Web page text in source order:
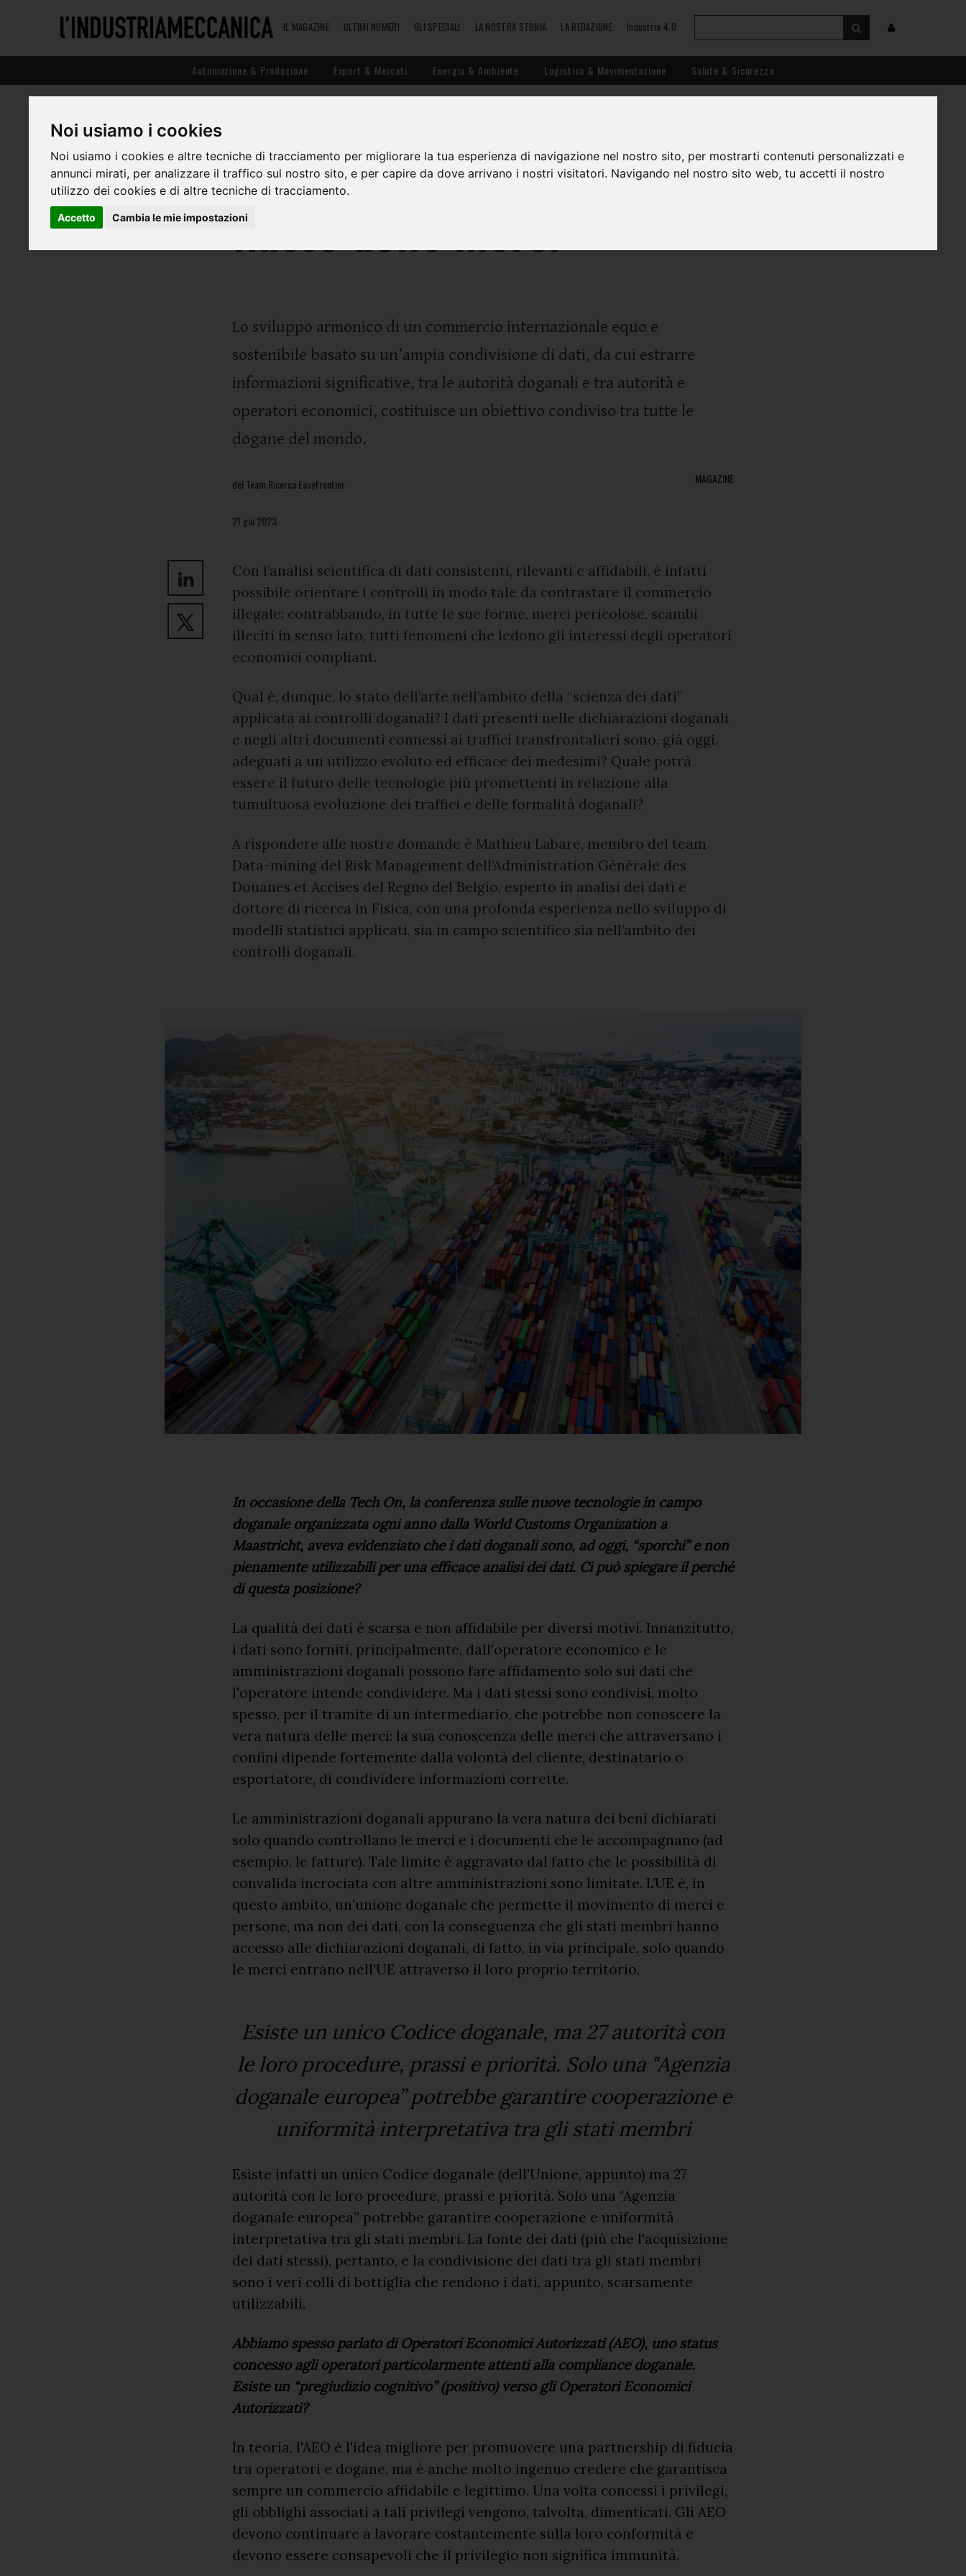
Noi usiamo i cookies
Noi usiamo i cookies e altre tecniche di tracciamento per migliorare la tua esperienza di navigazione nel nostro sito, per mostrarti contenuti personalizzati e
annunci mirati, per analizzare il traffico sul nostro sito, e per capire da dove arrivano i nostri visitatori. Navigando nel nostro sito web, tu accetti il nostro
utilizzo dei cookies e di altre tecniche di tracciamento.
Accetto Cambia le mie impostazioni
IL MAGAZINE ULTIMI NUMERI GLI SPECIALI LA NOSTRA STORIA LA REDAZIONE Industria 4.0
Automazione & Produzione Export & Mercati Energia & Ambiente Logistica & Movimentazione Salute & Sicurezza
Nuove frontiere per il
flusso delle merci
Lo sviluppo armonico di un commercio internazionale equo e
sostenibile basato su un’ampia condivisione di dati, da cui estrarre
informazioni significative, tra le autorità doganali e tra autorità e
operatori economici, costituisce un obiettivo condiviso tra tutte le
dogane del mondo.
del Team Ricerca Easyfrontier MAGAZINE
21 giu 2023
Con l’analisi scientifica di dati consistenti, rilevanti e affidabili, è infatti
possibile orientare i controlli in modo tale da contrastare il commercio
illegale: contrabbando, in tutte le sue forme, merci pericolose, scambi
illeciti in senso lato, tutti fenomeni che ledono gli interessi degli operatori
economici compliant.
Qual è, dunque, lo stato dell’arte nell’ambito della “scienza dei dati”
applicata ai controlli doganali? I dati presenti nelle dichiarazioni doganali
e negli altri documenti connessi ai traffici transfrontalieri sono, già oggi,
adeguati a un utilizzo evoluto ed efficace dei medesimi? Quale potrà
essere il futuro delle tecnologie più promettenti in relazione alla
tumultuosa evoluzione dei traffici e delle formalità doganali?
A rispondere alle nostre domande è Mathieu Labare, membro del team
Data-mining del Risk Management dell’Administration Générale des
Douanes et Accises del Regno del Belgio, esperto in analisi dei dati e
dottore di ricerca in Fisica, con una profonda esperienza nello sviluppo di
modelli statistici applicati, sia in campo scientifico sia nell’ambito dei
controlli doganali.
In occasione della Tech On, la conferenza sulle nuove tecnologie in campo
doganale organizzata ogni anno dalla World Customs Organization a
Maastricht, aveva evidenziato che i dati doganali sono, ad oggi, “sporchi” e non
pienamente utilizzabili per una efficace analisi dei dati. Ci può spiegare il perché
di questa posizione?
La qualità dei dati è scarsa e non affidabile per diversi motivi. Innanzitutto,
i dati sono forniti, principalmente, dall'operatore economico e le
amministrazioni doganali possono fare affidamento solo sui dati che
l'operatore intende condividere. Ma i dati stessi sono condivisi, molto
spesso, per il tramite di un intermediario, che potrebbe non conoscere la
vera natura delle merci: la sua conoscenza delle merci che attraversano i
confini dipende fortemente dalla volontà del cliente, destinatario o
esportatore, di condividere informazioni corrette.
Le amministrazioni doganali appurano la vera natura dei beni dichiarati
solo quando controllano le merci e i documenti che le accompagnano (ad
esempio, le fatture). Tale limite è aggravato dal fatto che le possibilità di
convalida incrociata con altre amministrazioni sono limitate. L’UE è, in
questo ambito, un'unione doganale che permette il movimento di merci e
persone, ma non dei dati, con la conseguenza che gli stati membri hanno
accesso alle dichiarazioni doganali, di fatto, in via principale, solo quando
le merci entrano nell'UE attraverso il loro proprio territorio.
Esiste un unico Codice doganale, ma 27 autorità con
le loro procedure, prassi e priorità. Solo una "Agenzia
doganale europea” potrebbe garantire cooperazione e
uniformità interpretativa tra gli stati membri
Esiste infatti un unico Codice doganale (dell'Unione, appunto) ma 27
autorità con le loro procedure, prassi e priorità. Solo una "Agenzia
doganale europea” potrebbe garantire cooperazione e uniformità
interpretativa tra gli stati membri. La fonte dei dati (più che l'acquisizione
dei dati stessi), pertanto, e la condivisione dei dati tra gli stati membri
sono i veri colli di bottiglia che rendono i dati, appunto, scarsamente
utilizzabili.
Abbiamo spesso parlato di Operatori Economici Autorizzati (AEO), uno status
concesso agli operatori particolarmente attenti alla compliance doganale.
Esiste un “pregiudizio cognitivo” (positivo) verso gli Operatori Economici
Autorizzati?
In teoria, l'AEO è l'idea migliore per promuovere una partnership di fiducia
tra operatori e dogane, ma è anche molto ingenuo credere che garantisca
sempre un commercio affidabile e legittimo. Una volta concessi i privilegi,
gli obblighi associati a tali privilegi vengono, talvolta, dimenticati. Gli AEO
devono continuare a lavorare costantemente sulla loro conformità e
devono essere consapevoli che il privilegio non significa immunità.